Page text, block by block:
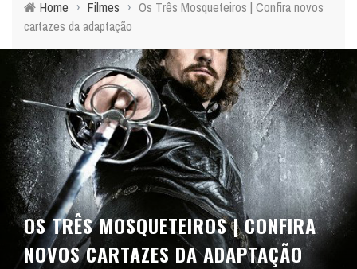
Home › Filmes › Os Três Mosqueteiros | Confira novos
cartazes da adaptação
OS TRÊS MOSQUETEIROS | CONFIRA
NOVOS CARTAZES DA ADAPTAÇÃO